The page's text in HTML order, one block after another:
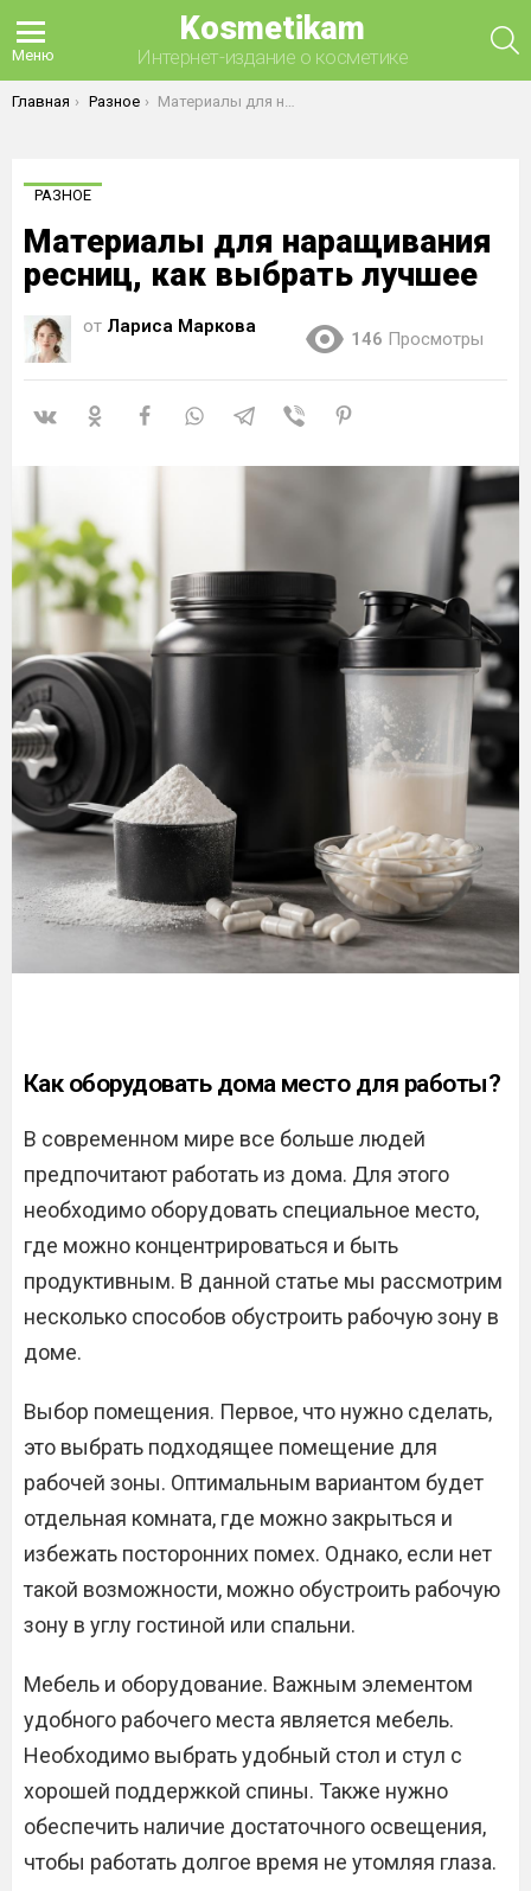
Меню
Kosmetikam
Интернет-издание о косметике
Вы здесь:
Главная Разное Материалы для наращивания ресниц, как выбрать лучшее
РАЗНОЕ
Материалы для наращивания
ресниц, как выбрать лучшее
от Лариса Маркова
146 Просмотры
Как оборудовать дома место для работы?
В современном мире все больше людей
предпочитают работать из дома. Для этого
необходимо оборудовать специальное место,
где можно концентрироваться и быть
продуктивным. В данной статье мы рассмотрим
несколько способов обустроить рабочую зону в
доме.
Выбор помещения. Первое, что нужно сделать,
это выбрать подходящее помещение для
рабочей зоны. Оптимальным вариантом будет
отдельная комната, где можно закрыться и
избежать посторонних помех. Однако, если нет
такой возможности, можно обустроить рабочую
зону в углу гостиной или спальни.
Мебель и оборудование. Важным элементом
удобного рабочего места является мебель.
Необходимо выбрать удобный стол и стул с
хорошей поддержкой спины. Также нужно
обеспечить наличие достаточного освещения,
чтобы работать долгое время не утомляя глаза.